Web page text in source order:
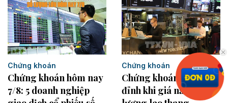
Chứng khoán
Chứng khoán hôm nay
7/8: 5 doanh nghiệp
Chứng khoán
Chứng khoán Mỹ rời
đỉnh khi giá năng